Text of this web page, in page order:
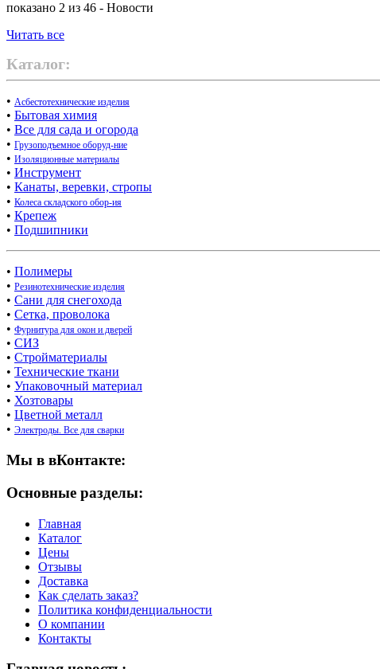
показано 2 из 46 - Новости
Читать все
Каталог:
• Асбестотехнические изделия
• Бытовая химия
• Все для сада и огорода
• Грузоподъемное оборуд-ние
• Изоляционные материалы
• Инструмент
• Канаты, веревки, стропы
• Колеса складского обор-ия
• Крепеж
• Подшипники
• Полимеры
• Резинотехнические изделия
• Сани для снегохода
• Сетка, проволока
• Фурнитура для окон и дверей
• СИЗ
• Стройматериалы
• Технические ткани
• Упаковочный материал
• Хозтовары
• Цветной металл
• Электроды. Все для сварки
Мы в вКонтакте:
Основные разделы:
Главная
Каталог
Цены
Отзывы
Доставка
Как сделать заказ?
Политика конфиденциальности
О компании
Контакты